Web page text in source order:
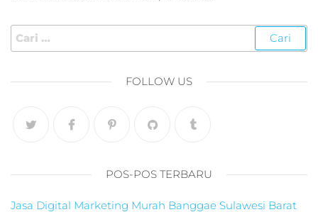
digital
page marketing
digital,digital
umkm,digital
online
digital
FOLLOW US
POS-POS TERBARU
Jasa Digital Marketing Murah Banggae Sulawesi Barat